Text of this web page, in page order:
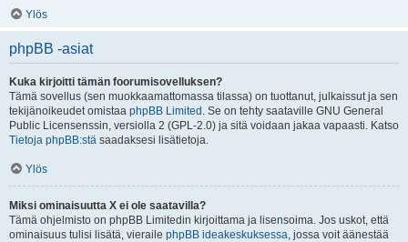
Ylös
phpBB -asiat
Kuka kirjoitti tämän foorumisovelluksen?
Tämä sovellus (sen muokkaamattomassa tilassa) on tuottanut, julkaissut ja sen
tekijänoikeudet omistaa phpBB Limited . Se on tehty saataville GNU General
Public Licensenssin, versiolla 2 (GPL-2.0) ja sitä voidaan jakaa vapaasti. Katso
Tietoja phpBB:stä saadaksesi lisätietoja.
Ylös
Miksi ominaisuutta X ei ole saatavilla?
Tämä ohjelmisto on phpBB Limitedin kirjoittama ja lisensoima. Jos uskot, että
ominaisuus tulisi lisätä, vieraile phpBB ideakeskuksessa, jossa voit äänestää